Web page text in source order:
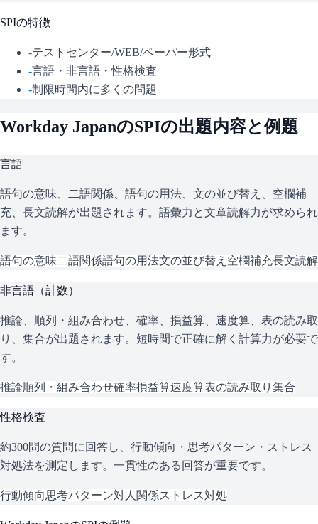
SPIの特徴
-テストセンター/WEB/ペーパー形式
-言語・非言語・性格検査
-制限時間内に多くの問題
Workday JapanのSPIの出題内容と例題
言語
語句の意味、二語関係、語句の用法、文の並び替え、空欄補
充、長文読解が出題されます。語彙力と文章読解力が求められ
ます。
語句の意味二語関係語句の用法文の並び替え 空欄補充長文読解
非言語（計数）
推論、順列・組み合わせ、確率、損益算、速度算、表の読み取
り、集合が出題されます。短時間で正確に解く計算力が必要で
す。
推論順列・組み合わせ確率損益算速度算表の読み取り 集合
性格検査
約300問の質問に回答し、行動傾向・思考パターン・ストレス
対処法を測定します。一貫性のある回答が重要です。
行動傾向思考パターン対人関係ストレス対処